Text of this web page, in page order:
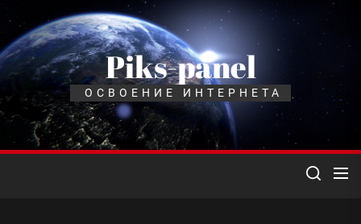
Перейти
содержимому
Piks-panel
ОСВОЕНИЕ ИНТЕРНЕТА